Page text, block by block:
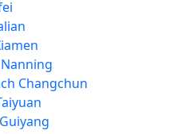
Changchun